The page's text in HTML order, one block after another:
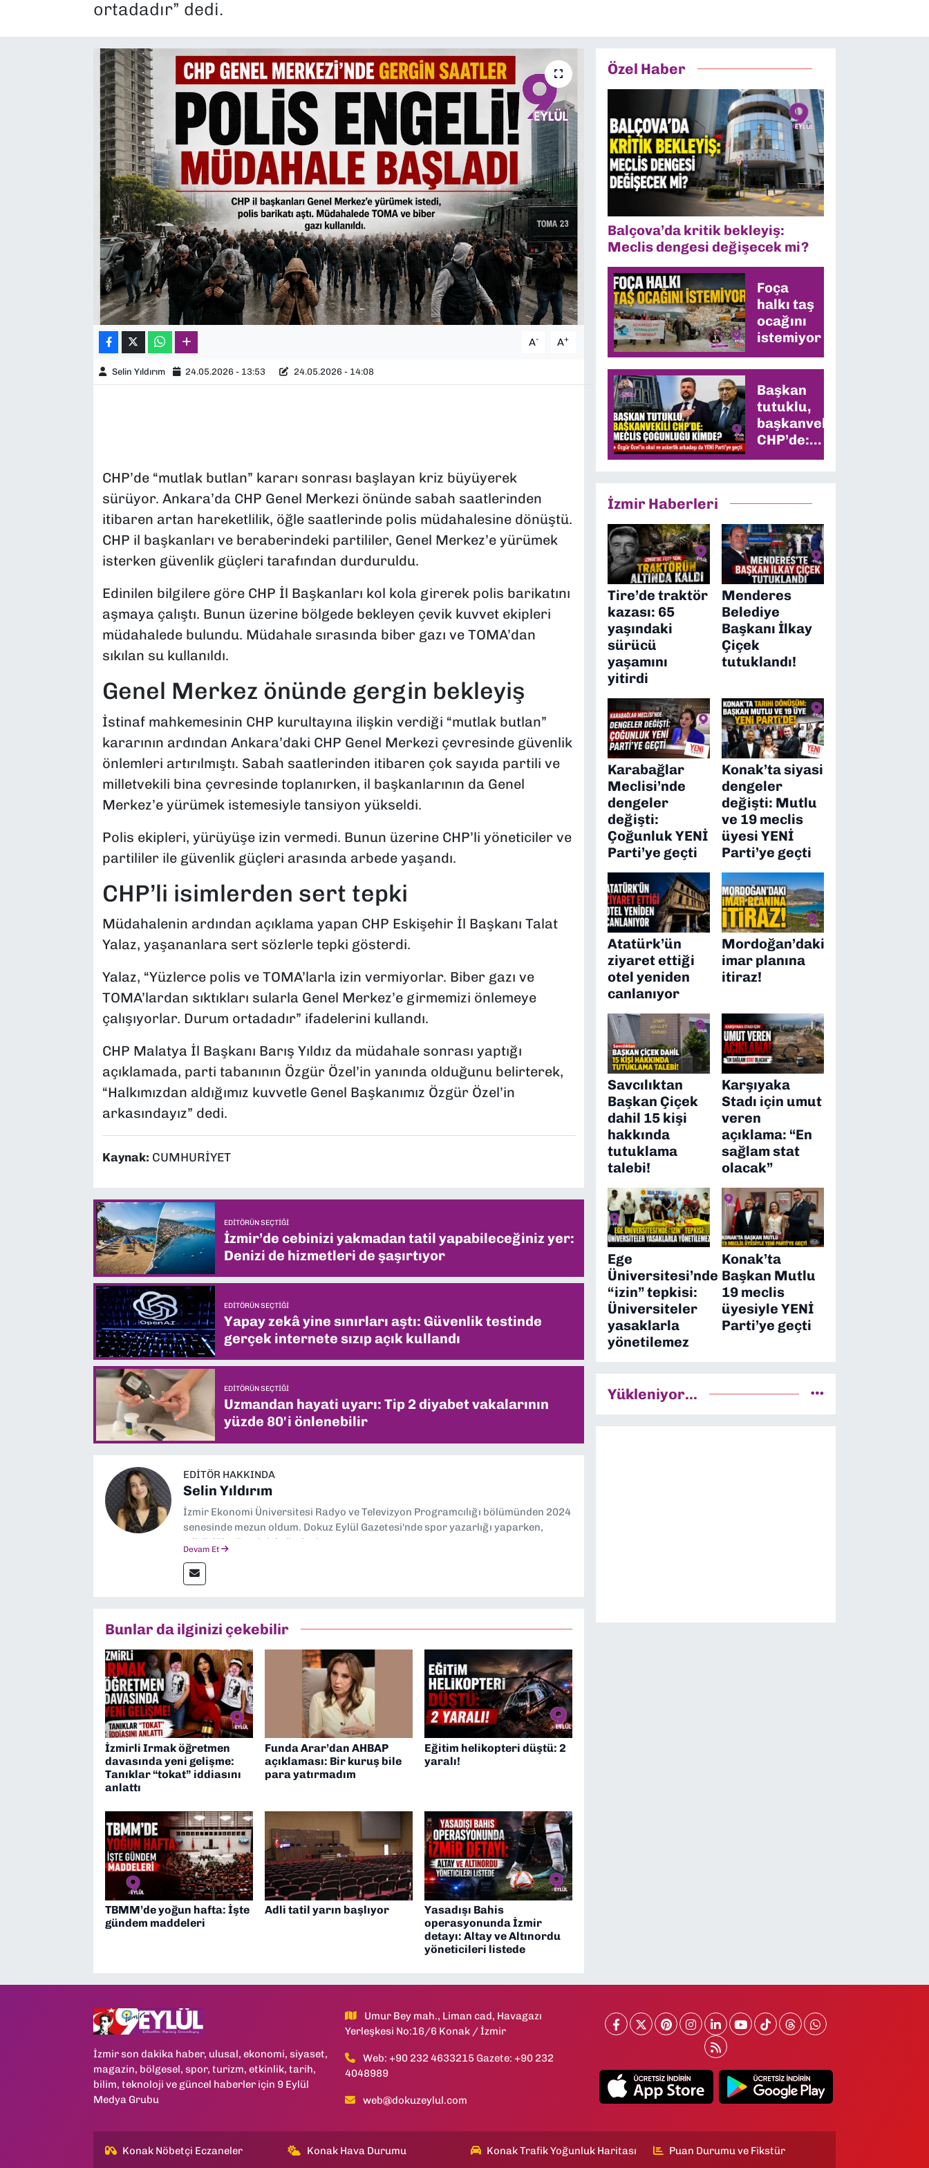
ortadadır” dedi.
A- A+
Selin Yıldırım 24.05.2026 - 13:53 24.05.2026 - 14:08
CHP’de “mutlak butlan” kararı sonrası başlayan kriz büyüyerek
sürüyor. Ankara’da CHP Genel Merkezi önünde sabah saatlerinden
itibaren artan hareketlilik, öğle saatlerinde polis müdahalesine dönüştü.
CHP il başkanları ve beraberindeki partililer, Genel Merkez’e yürümek
isterken güvenlik güçleri tarafından durduruldu.
Edinilen bilgilere göre CHP İl Başkanları kol kola girerek polis barikatını
aşmaya çalıştı. Bunun üzerine bölgede bekleyen çevik kuvvet ekipleri
müdahalede bulundu. Müdahale sırasında biber gazı ve TOMA’dan
sıkılan su kullanıldı.
Genel Merkez önünde gergin bekleyiş
İstinaf mahkemesinin CHP kurultayına ilişkin verdiği “mutlak butlan”
kararının ardından Ankara’daki CHP Genel Merkezi çevresinde güvenlik
önlemleri artırılmıştı. Sabah saatlerinden itibaren çok sayıda partili ve
milletvekili bina çevresinde toplanırken, il başkanlarının da Genel
Merkez’e yürümek istemesiyle tansiyon yükseldi.
Polis ekipleri, yürüyüşe izin vermedi. Bunun üzerine CHP’li yöneticiler ve
partililer ile güvenlik güçleri arasında arbede yaşandı.
CHP’li isimlerden sert tepki
Müdahalenin ardından açıklama yapan CHP Eskişehir İl Başkanı Talat
Yalaz, yaşananlara sert sözlerle tepki gösterdi.
Yalaz, “Yüzlerce polis ve TOMA’larla izin vermiyorlar. Biber gazı ve
TOMA’lardan sıktıkları sularla Genel Merkez’e girmemizi önlemeye
çalışıyorlar. Durum ortadadır” ifadelerini kullandı.
CHP Malatya İl Başkanı Barış Yıldız da müdahale sonrası yaptığı
açıklamada, parti tabanının Özgür Özel’in yanında olduğunu belirterek,
“Halkımızdan aldığımız kuvvetle Genel Başkanımız Özgür Özel’in
arkasındayız” dedi.
Kaynak: CUMHURİYET
EDITÖRÜN SEÇTIĞI
İzmir’de cebinizi yakmadan tatil yapabileceğiniz yer:
Denizi de hizmetleri de şaşırtıyor
EDITÖRÜN SEÇTIĞI
Yapay zekâ yine sınırları aştı: Güvenlik testinde
gerçek internete sızıp açık kullandı
EDITÖRÜN SEÇTIĞI
Uzmandan hayati uyarı: Tip 2 diyabet vakalarının
yüzde 80'i önlenebilir
EDITÖR HAKKINDA
Selin Yıldırım
İzmir Ekonomi Üniversitesi Radyo ve Televizyon Programcılığı bölümünden 2024
senesinde mezun oldum. Dokuz Eylül Gazetesi'nde spor yazarlığı yaparken,
editörlük görevini de üstleniyorum.
Devam Et
Bunlar da ilginizi çekebilir
İzmirli Irmak öğretmen
davasında yeni gelişme:
Tanıklar “tokat” iddiasını
anlattı
Funda Arar’dan AHBAP
açıklaması: Bir kuruş bile
para yatırmadım
Eğitim helikopteri düştü: 2
yaralı!
TBMM’de yoğun hafta: İşte
gündem maddeleri
Adli tatil yarın başlıyor
Yasadışı Bahis
operasyonunda İzmir
detayı: Altay ve Altınordu
yöneticileri listede
Özel Haber
Balçova’da kritik bekleyiş:
Meclis dengesi değişecek mi?
Foça
halkı taş
ocağını
istemiyor
Başkan
tutuklu,
başkanvekili
CHP’de:
Meclis
İzmir Haberleri
Tire’de traktör
kazası: 65
yaşındaki
sürücü
yaşamını
yitirdi
Menderes
Belediye
Başkanı İlkay
Çiçek
tutuklandı!
Karabağlar
Meclisi’nde
dengeler
değişti:
Çoğunluk YENİ
Parti’ye geçti
Konak’ta siyasi
dengeler
değişti: Mutlu
ve 19 meclis
üyesi YENİ
Parti’ye geçti
Atatürk’ün
ziyaret ettiği
otel yeniden
canlanıyor
Mordoğan’daki
imar planına
itiraz!
Savcılıktan
Başkan Çiçek
dahil 15 kişi
hakkında
tutuklama
talebi!
Karşıyaka
Stadı için umut
veren
açıklama: “En
sağlam stat
olacak”
Ege
Üniversitesi’nde
“izin” tepkisi:
Üniversiteler
yasaklarla
yönetilemez
Konak’ta
Başkan Mutlu
19 meclis
üyesiyle YENİ
Parti’ye geçti
Yükleniyor...
İzmir son dakika haber, ulusal, ekonomi, siyaset,
magazin, bölgesel, spor, turizm, etkinlik, tarih,
bilim, teknoloji ve güncel haberler için 9 Eylül
Medya Grubu
Umur Bey mah., Liman cad, Havagazı
Yerleşkesi No:16/6 Konak / İzmir
Web: +90 232 4633215 Gazete: +90 232
4048989
web@dokuzeylul.com
Konak Nöbetçi Eczaneler Konak Hava Durumu Konak Trafik Yoğunluk Haritası Puan Durumu ve Fikstür
TEKNOLOJİ
YEREL YÖNETİMLER